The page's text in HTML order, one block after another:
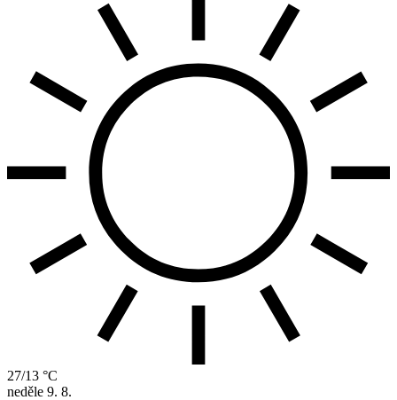
27/13 °C
neděle 9. 8.